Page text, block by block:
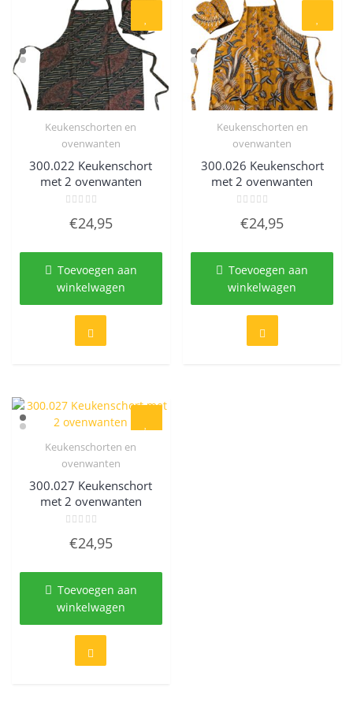
Quick View
Keukenschorten en
ovenwanten
300.022 Keukenschort
met 2 ovenwanten
0€24,95
Toevoegen aan
winkelwagen
Quick View
Keukenschorten en
ovenwanten
300.026 Keukenschort
met 2 ovenwanten
0€24,95
Toevoegen aan
winkelwagen
Quick View
Keukenschorten en
ovenwanten
300.027 Keukenschort
met 2 ovenwanten
0€24,95
Toevoegen aan
winkelwagen